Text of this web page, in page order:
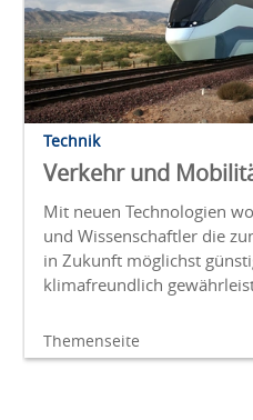
Technik
Verkehr und
Mit neuen Technologien
und Wissenschaftler die
in Zukunft möglichst
klimafreundlich
Themenseite